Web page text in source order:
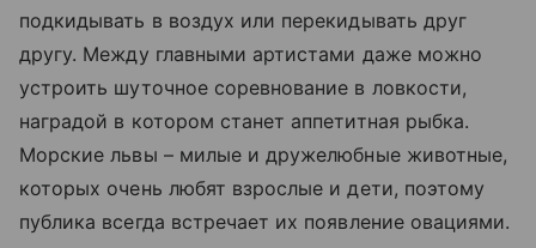
подкидывать в воздух или перекидывать друг
другу. Между главными артистами даже можно
устроить шуточное соревнование в ловкости,
наградой в котором станет аппетитная рыбка.
Морские львы – милые и дружелюбные животные,
которых очень любят взрослые и дети, поэтому
публика всегда встречает их появление овациями.